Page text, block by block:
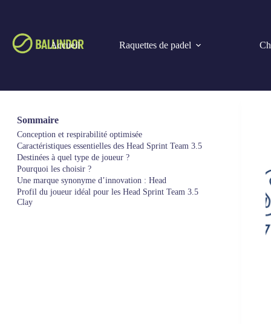
Accueil Raquettes de padel
Sommaire
Conception et respirabilité optimisée
Caractéristiques essentielles des Head Sprint Team 3.5
Destinées à quel type de joueur ?
Pourquoi les choisir ?
Une marque synonyme d’innovation : Head
Profil du joueur idéal pour les Head Sprint Team 3.5
Clay